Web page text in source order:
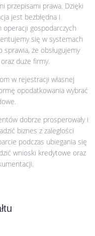
przepisami prawa. Dzięki
jest bezbłędna i
operacji gospodarczych
się w systemach
sprawia, że obsługujemy
duże firmy.
w rejestracji własnej
opodatkowania wybrać
dobrze prosperowały i
biznes z zaległości
podczas ubiegania się
wnioski kredytowe oraz